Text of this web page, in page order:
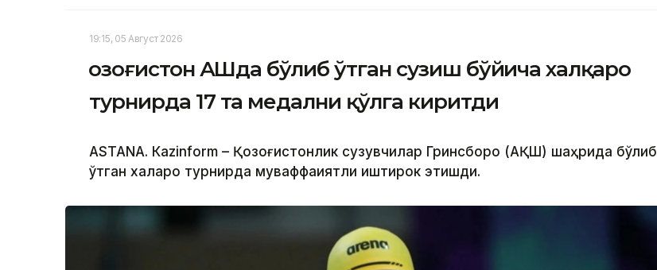
19:15, 05 Август 2026
Қозоғистон АҚШда бўлиб ўтган сузиш бўйича халқаро
турнирда 17 та медални қўлга киритди
ASTANА. Кazinform – Қозоғистонлик сузувчилар Гринсборо (АҚШ) шаҳрида бўлиб
ўтган халқаро турнирда муваффақиятли иштирок этишди.